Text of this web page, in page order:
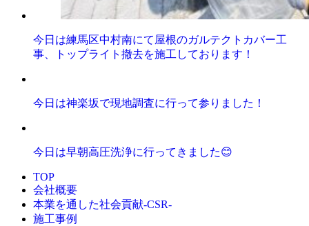
今日は練馬区中村南にて屋根のガルテクトカバー工
事、トップライト撤去を施工しております！
今日は神楽坂で現地調査に行って参りました！
今日は早朝高圧洗浄に行ってきました😊
TOP
会社概要
本業を通した社会貢献-CSR-
施工事例